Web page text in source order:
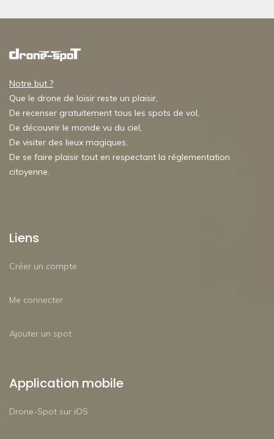
Notre but ?
Que le drone de loisir reste un plaisir,
De recenser gratuitement tous les spots de vol,
De découvrir le monde vu du ciel,
De visiter des lieux magiques,
De se faire plaisir tout en respectant la réglementation
citoyenne.
Liens
Créer un compte
Me connecter
Ajouter un spot
Application mobile
Drone-Spot sur iOS